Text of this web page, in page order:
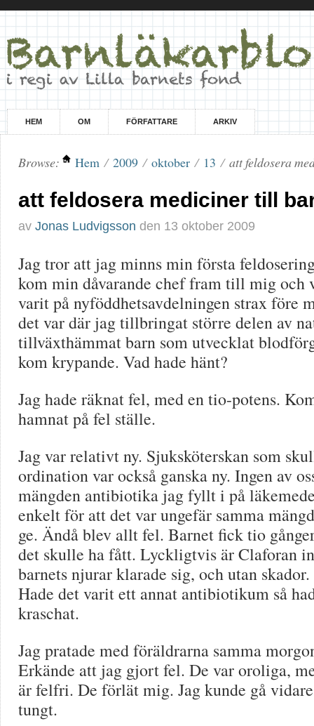
HEM OM FÖRFATTARE ARKIV
Browse: Hem / 2009 / oktober / 13 / att feldosera
att feldosera mediciner till
av Jonas Ludvigsson den 13 oktober 2009
Jag tror att jag minns min första
kom min dåvarande chef fram till mig och
varit på nyföddhetsavdelningen strax före
det var där jag tillbringat större delen av
tillväxthämmat barn som utvecklat
kom krypande. Vad hade hänt?
Jag hade räknat fel, med en tio-potens.
hamnat på fel ställe.
Jag var relativt ny. Sjuksköterskan som
ordination var också ganska ny. Ingen av
mängden antibiotika jag fyllt i på
enkelt för att det var ungefär samma
ge. Ändå blev allt fel. Barnet fick tio
det skulle ha fått. Lyckligtvis är Claforan
barnets njurar klarade sig, och utan
Hade det varit ett annat antibiotikum så
kraschat.
Jag pratade med föräldrarna samma
Erkände att jag gjort fel. De var oroliga,
är felfri. De förlät mig. Jag kunde gå
tungt.